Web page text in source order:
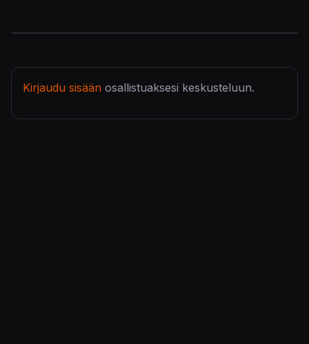
Kirjaudu sisään osallistuaksesi keskusteluun.